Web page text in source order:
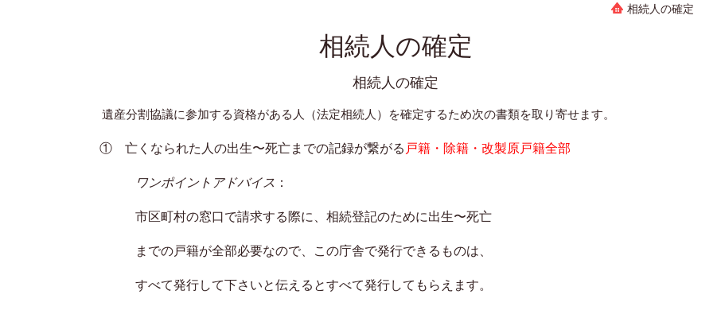
相続人の確定
相続人の確定
相続人の確定
遺産分割協議に参加する資格がある人（法定相続人）を確定するため次の書類を取り寄せます。
① 亡くなられた人の出生〜死亡までの記録が繋がる 戸籍・除籍・ 改製原戸籍全部
ワンポイントアドバイス ：
市区町村の窓口で請求する際に、相続登記のために出生〜死亡
までの戸籍が全部必要なので、この庁舎で発行できるものは、
すべて発行して下さいと伝え るとすべて発行しても らえます。